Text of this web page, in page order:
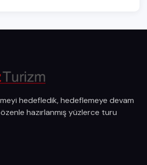
hedefledik, hedeflemeye devam
hazırlanmış yüzlerce turu